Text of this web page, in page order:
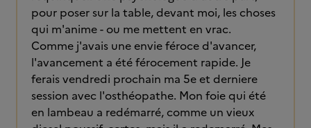
pour poser sur la table, devant moi, les choses
qui m'anime - ou me mettent en vrac.
Comme j'avais une envie féroce d'avancer,
l'avancement a été férocement rapide. Je
ferais vendredi prochain ma 5e et derniere
session avec l'osthéopathe. Mon foie qui été
en lambeau a redémarré, comme un vieux